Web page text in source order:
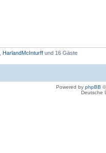
HarlandMcInturff und 16 Gäste
Powered by phpBB
Deutsche